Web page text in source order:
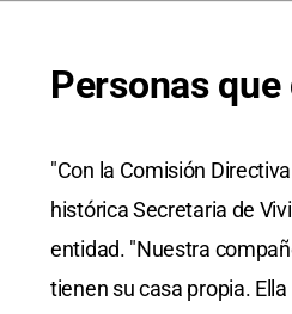
Personas
"Con la Comisión
histórica Secretaria de
entidad. "Nuestra
tienen su casa propia.